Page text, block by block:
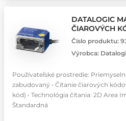
DATALOGIC
ČIAROVÝCH
Číslo produktu:
Výrobca:
Používateľské prostredie:
zabudovaný • Čítanie čiarových
kód) • Technológia čítania: 2D Area
Štandardná